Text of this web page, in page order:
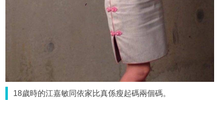
18歲時的江嘉敏同依家比真係瘦起碼兩個碼。